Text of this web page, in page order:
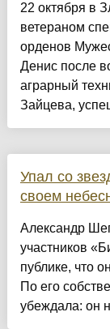
22 октября в
ветераном
орденов
Денис после
аграрный
Зайцева,
Упал со
своем
Александр
участников
публике, что
По его
убеждала: он